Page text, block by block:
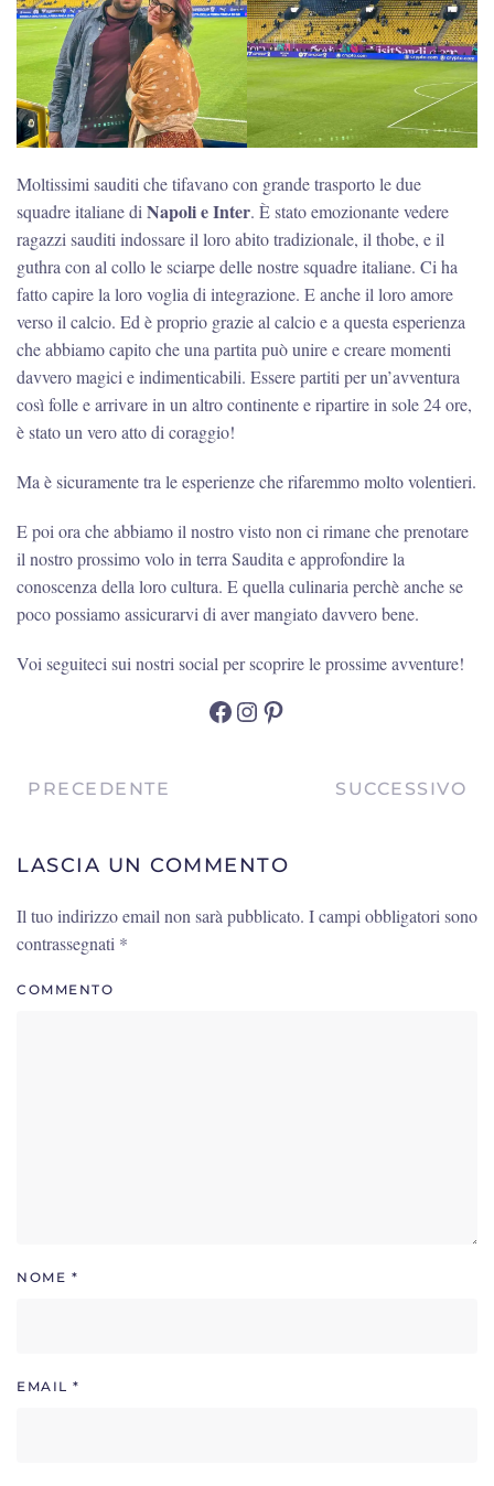
Moltissimi sauditi che tifavano con grande trasporto le due
squadre italiane diNapoli e Inter. È stato emozionante vedere
ragazzi sauditi indossare il loro abito tradizionale, il thobe, e il
guthra con al collo le sciarpe delle nostre squadre italiane. Ci ha
fatto capire la loro voglia di integrazione. E anche il loro amore
verso il calcio. Ed è proprio grazie al calcio e a questa esperienza
che abbiamo capito che una partita può unire e creare momenti
davvero magici e indimenticabili. Essere partiti per un’avventura
così folle e arrivare in un altro continente e ripartire in sole 24 ore,
è stato un vero atto di coraggio!
Ma è sicuramente tra le esperienze che rifaremmo molto volentieri.
E poi ora che abbiamo il nostro visto non ci rimane che prenotare
il nostro prossimo volo in terra Saudita e approfondire la
conoscenza della loro cultura. E quella culinaria perchè anche se
poco possiamo assicurarvi di aver mangiato davvero bene.
Voi seguiteci sui nostri social per scoprire le prossime avventure!
Facebook
Instagram
Pinterest
PRECEDENTE SUCCESSIVO
LASCIA UN COMMENTO
Il tuo indirizzo email non sarà pubblicato. I campi obbligatori sono
contrassegnati *
COMMENTO
NOME *
EMAIL *